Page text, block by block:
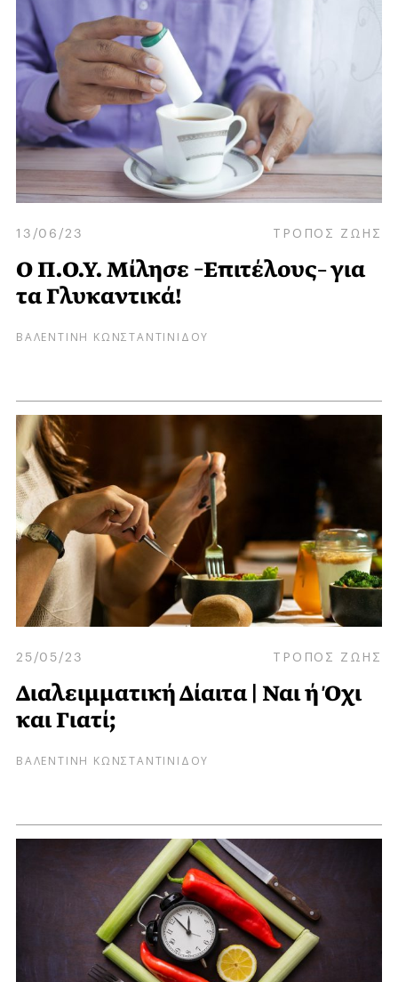
13/06/23 ΤΡΟΠΟΣ ΖΩΗΣ
Ο Π.Ο.Υ. Μίλησε –Επιτέλους– για
τα Γλυκαντικά!
ΒΑΛΕΝΤΙΝΗ ΚΩΝΣΤΑΝΤΙΝΙΔΟΥ
25/05/23 ΤΡΟΠΟΣ ΖΩΗΣ
Διαλειμματική Δίαιτα | Ναι ή Όχι
και Γιατί;
ΒΑΛΕΝΤΙΝΗ ΚΩΝΣΤΑΝΤΙΝΙΔΟΥ